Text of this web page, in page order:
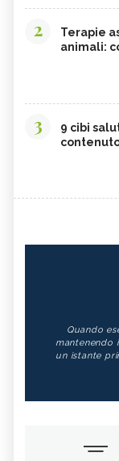
2
Terapie
animali:
3
9 cibi
Quando
mantenendo
un istante